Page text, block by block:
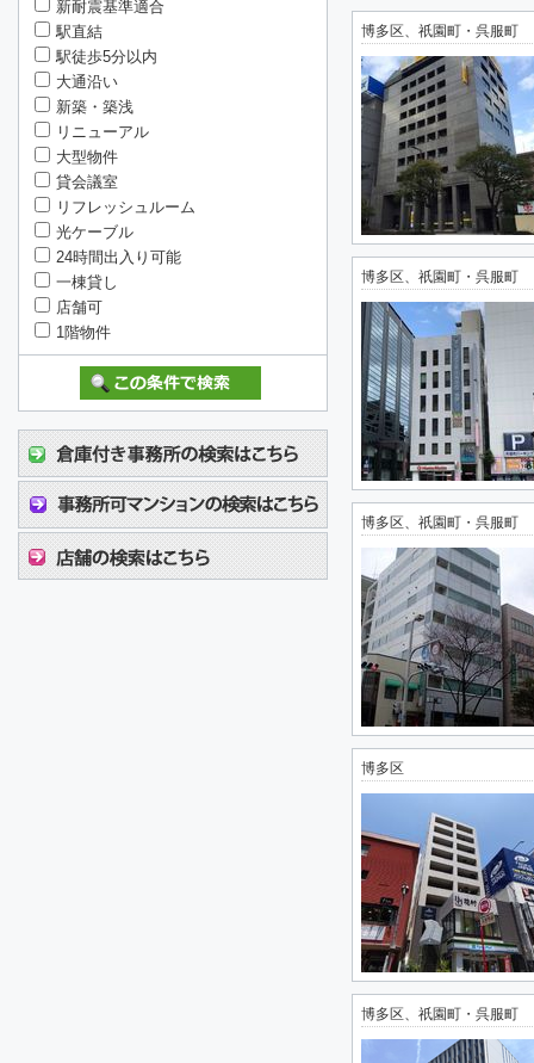
博多区、祇園町・呉服町
博多区、祇園町・呉服町
博多区、祇園町・呉服町
博多区
博多区、祇園町・呉服町
新耐震基準適合
駅直結
駅徒歩5分以内
大通沿い
新築・築浅
リニューアル
大型物件
貸会議室
リフレッシュルーム
光ケーブル
24時間出入り可能
一棟貸し
店舗可
1階物件